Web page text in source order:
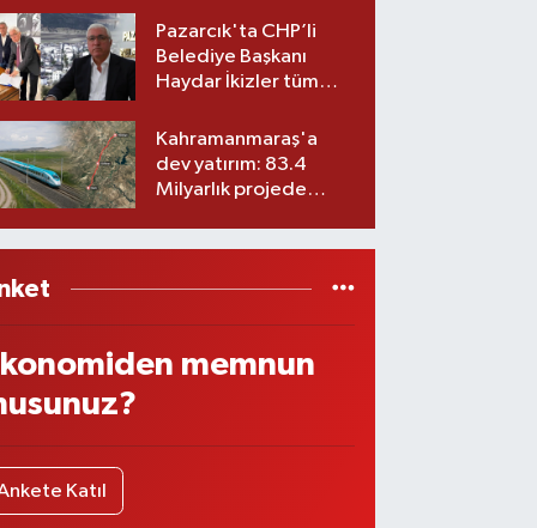
görev değişikliği!
Pazarcık'ta CHP’li
Belediye Başkanı
Haydar İkizler tüm
yeni partisi
Kahramanmaraş'a
dev yatırım: 83.4
Milyarlık projede
memnun
Katıl